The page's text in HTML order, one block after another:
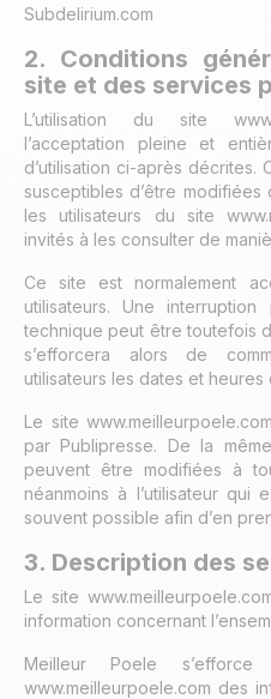
Subdelirium.com
2. Conditions
site et des services
L’utilisation du site
l’acceptation pleine et
d’utilisation ci-après décrites.
susceptibles d’être modifiées
les utilisateurs du site
invités à les consulter de
Ce site est normalement
utilisateurs. Une
technique peut être toutefois
s’efforcera alors de
utilisateurs les dates et heures
Le site
par Publipresse. De la
peuvent être modifiées à
néanmoins à l’utilisateur
souvent possible afin d’en
3. Description des
Le site
information concernant
Meilleur Poele
www.meilleurpoele.com des